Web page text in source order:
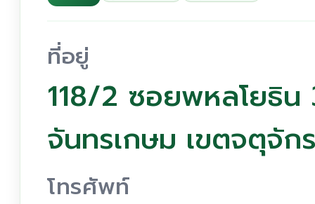
ที่อยู่
118/2 ซอยพหลโยธิ
จันทรเกษม เขตจตุจั
โทรศัพท์